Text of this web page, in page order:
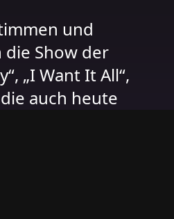
und
Show der
„I Want It All“,
auch heute